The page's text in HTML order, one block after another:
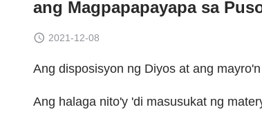
ang Magpapapayapa sa
2021-12-08
Ang disposisyon ng Diyos at ang
Ang halaga nito'y 'di masusukat ng